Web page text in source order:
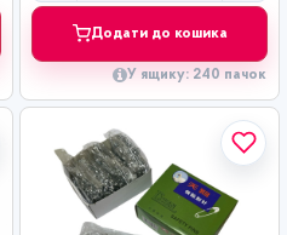
Додати до кошика
У ящику: 240 пачок